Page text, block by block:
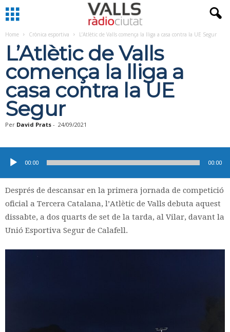
Home Crònica esportiva L’Atlètic de Valls comença la lliga a casa contra la UE Segur
L’Atlètic de Valls
comença la lliga a
casa contra la UE
Segur
Per David Prats - 24/09/2021
d'àudio
00:00 00:00
Després de descansar en la primera jornada de competició
oficial a Tercera Catalana, l’Atlètic de Valls debuta aquest
dissabte, a dos quarts de set de la tarda, al Vilar, davant la
Unió Esportiva Segur de Calafell.